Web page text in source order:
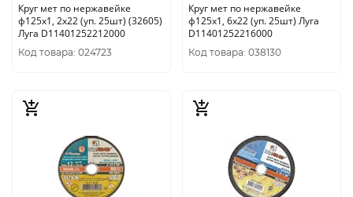
Круг мет по нержавейке
ф125х1, 2х22 (уп. 25шт) (32605)
Луга D11401252212000
Код товара: 024723
Круг мет по нержавейке
ф125х1, 6х22 (уп. 25шт) Луга
D11401252216000
Код товара: 038130